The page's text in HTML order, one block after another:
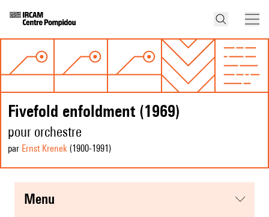
Fivefold enfoldment (1969)
pour orchestre
par Ernst Krenek (1900-1991 )
menu